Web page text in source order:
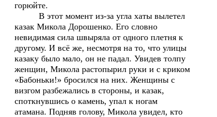
горюйте.
В этот момент из-за угла хаты вылетел
казак Микола Дорошенко. Его словно
невидимая сила швыряла от одного плетня к
другому. И всё же, несмотря на то, что улицы
казаку было мало, он не падал. Увидев толпу
женщин, Микола растопырил руки и с криком
«Бабоньки!» бросился на них. Женщины с
визгом разбежались в стороны, и казак,
споткнувшись о камень, упал к ногам
атамана. Подняв голову, Микола увидел, кто